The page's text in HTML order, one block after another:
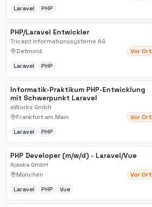
Laravel PHP
PHP/Laravel Entwickler
Tricept Informationssysteme AG
Detmold
Vor Ort
Laravel PHP
Informatik-Praktikum PHP-Entwicklung
mit Schwerpunkt Laravel
eWorks GmbH
Frankfurt am Main
Vor Ort
Laravel PHP
PHP Developer (m/w/d) - Laravel/Vue
Ajaska GmbH
München
Vor Ort
Laravel PHP Vue